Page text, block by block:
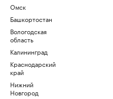
Омск
Башкортостан
Вологодская
область
Калининград
Краснодарский
край
Нижний
Новгород